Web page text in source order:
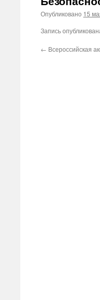
Опубликовано 15
Запись
← Всероссийская